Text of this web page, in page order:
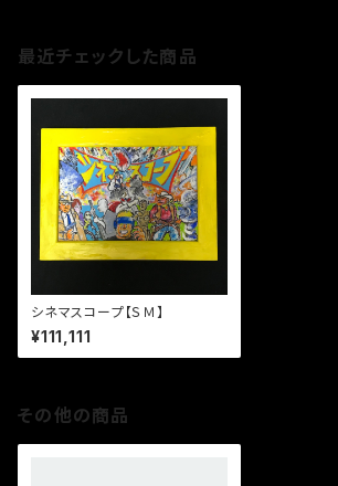
最近チェックした商品
シネマスコープ【ＳＭ】
¥111,111
その他の商品